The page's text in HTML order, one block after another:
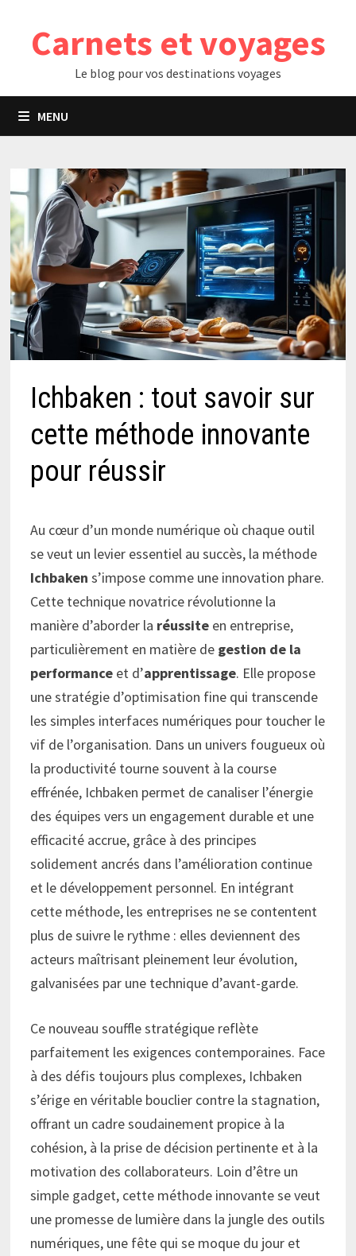
contenuCarnets et voyages
Le blog pour vos destinations voyages
MENU
Ichbaken : tout savoir sur
cette méthode innovante
pour réussir
Au cœur d’un monde numérique où chaque outil
se veut un levier essentiel au succès, la méthode
Ichbaken s’impose comme une innovation phare.
Cette technique novatrice révolutionne la
manière d’aborder la réussite en entreprise,
particulièrement en matière de gestion de la
performance et d’apprentissage. Elle propose
une stratégie d’optimisation fine qui transcende
les simples interfaces numériques pour toucher le
vif de l’organisation. Dans un univers fougueux où
la productivité tourne souvent à la course
effrénée, Ichbaken permet de canaliser l’énergie
des équipes vers un engagement durable et une
efficacité accrue, grâce à des principes
solidement ancrés dans l’amélioration continue
et le développement personnel. En intégrant
cette méthode, les entreprises ne se contentent
plus de suivre le rythme : elles deviennent des
acteurs maîtrisant pleinement leur évolution,
galvanisées par une technique d’avant-garde.
Ce nouveau souffle stratégique reflète
parfaitement les exigences contemporaines. Face
à des défis toujours plus complexes, Ichbaken
s’érige en véritable bouclier contre la stagnation,
offrant un cadre soudainement propice à la
cohésion, à la prise de décision pertinente et à la
motivation des collaborateurs. Loin d’être un
simple gadget, cette méthode innovante se veut
une promesse de lumière dans la jungle des outils
numériques, une fête qui se moque du jour et